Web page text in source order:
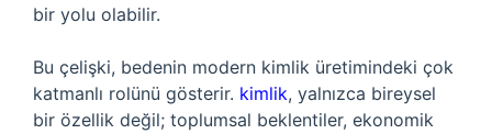
bir yolu olabilir.
Bu çelişki, bedenin modern kimlik üretimindeki çok
katmanlı rolünü gösterir. kimlik, yalnızca bireysel
bir özellik değil; toplumsal beklentiler, ekonomik